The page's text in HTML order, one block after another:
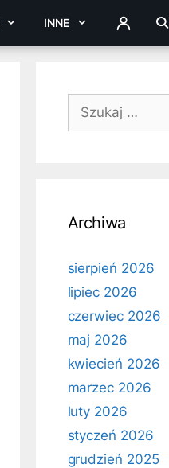
INNE ZALOGUJ
Szukaj:
Archiwa
sierpień 2026
lipiec 2026
czerwiec 2026
maj 2026
kwiecień 2026
marzec 2026
luty 2026
styczeń 2026
grudzień 2025